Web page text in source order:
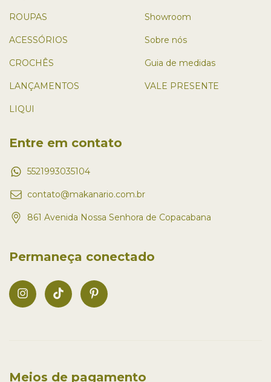
ROUPAS
ACESSÓRIOS
CROCHÊS
LANÇAMENTOS
LIQUI
Showroom
Sobre nós
Guia de medidas
VALE PRESENTE
Entre em contato
5521993035104
contato@makanario.com.br
861 Avenida Nossa Senhora de Copacabana
Permaneça conectado
Meios de pagamento